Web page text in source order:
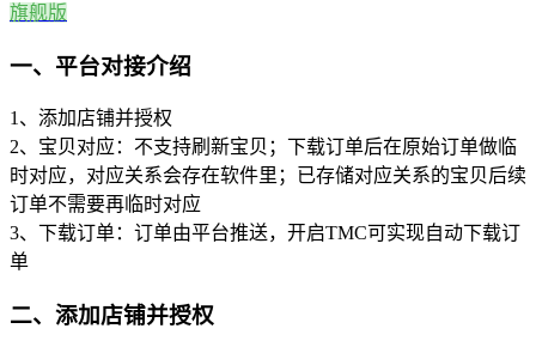
旗舰版
一、平台对接介绍
1、添加店铺并授权
2、宝贝对应：不支持刷新宝贝；下载订单后在原始订单做临
时对应，对应关系会存在软件里；已存储对应关系的宝贝后续
订单不需要再临时对应
3、下载订单：订单由平台推送，开启TMC可实现自动下载订
单
二、添加店铺并授权